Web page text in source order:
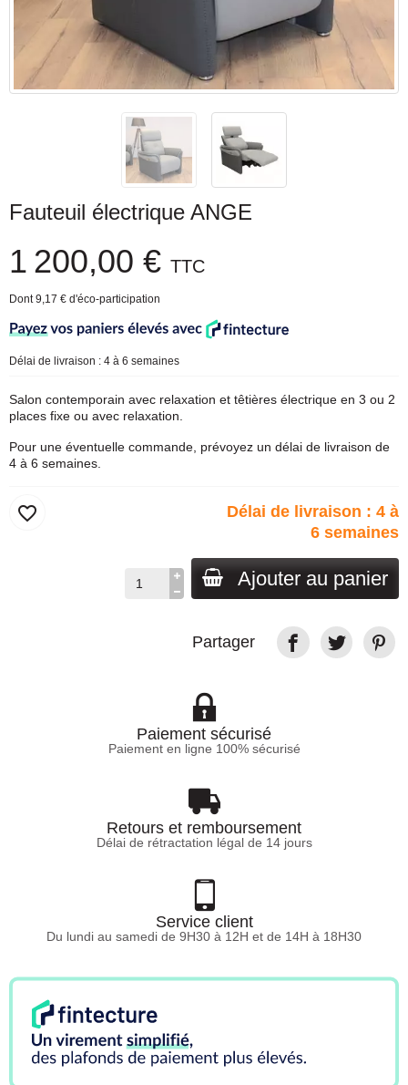
Fauteuil électrique ANGE
1 200,00 € TTC
Dont 9,17 € d'éco-participation
Délai de livraison : 4 à 6 semaines
Salon contemporain avec relaxation et têtières électrique en 3 ou 2
places fixe ou avec relaxation.
Pour une éventuelle commande, prévoyez un délai de livraison de
4 à 6 semaines.
Délai de livraison : 4 à
6 semaines
Ajouter au panier
favorite_border
Partager
Paiement sécurisé
Paiement en ligne 100% sécurisé
Retours et remboursement
Délai de rétractation légal de 14 jours
Service client
Du lundi au samedi de 9H30 à 12H et de 14H à 18H30